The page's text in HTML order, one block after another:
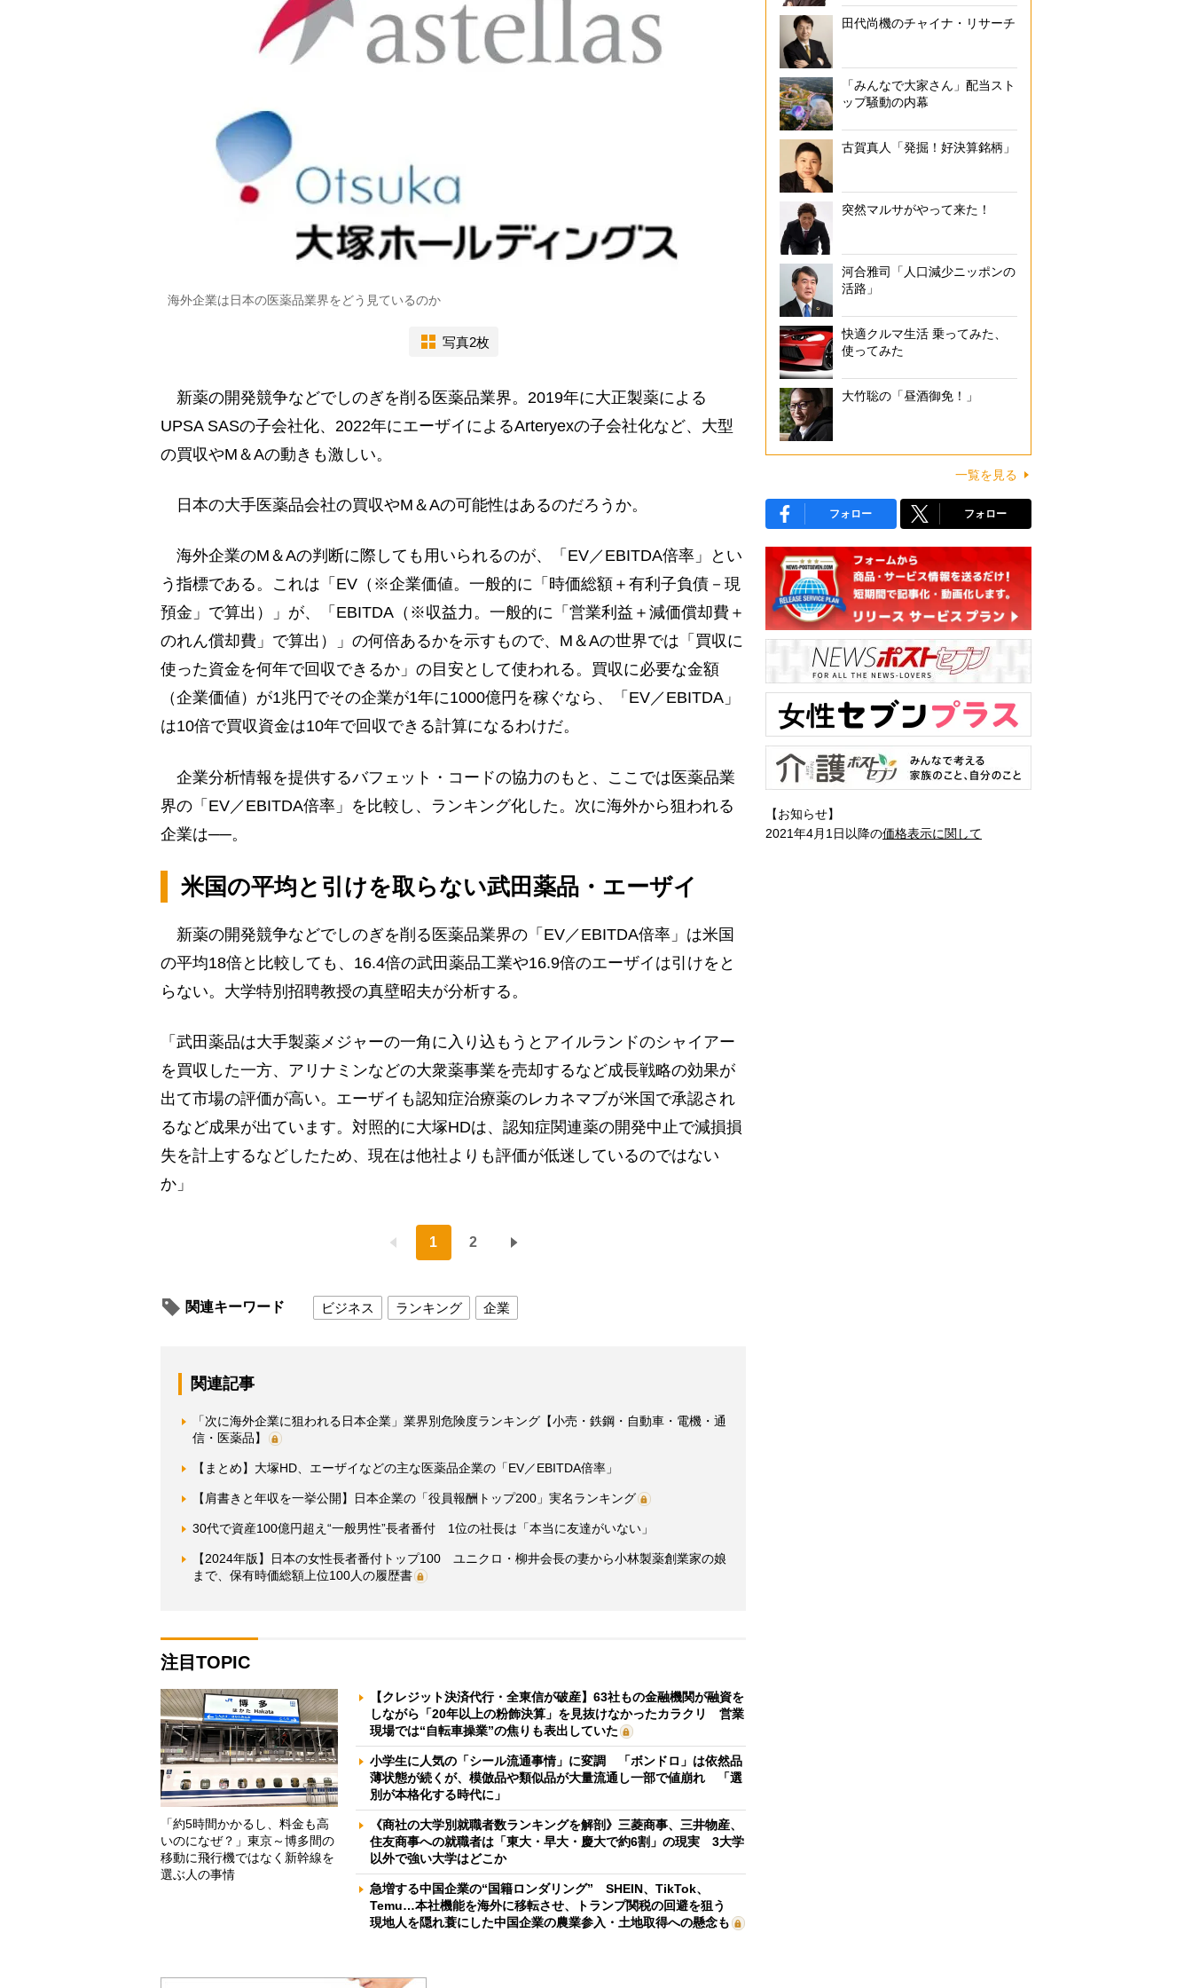
海外企業は日本の医薬品業界をどう見ているのか
写真2枚
新薬の開発競争などでしのぎを削る医薬品業界。2019年に大正製薬による
UPSA SASの子会社化、2022年にエーザイによるArteryexの子会社化など、大型
の買収やM＆Aの動きも激しい。
日本の大手医薬品会社の買収やM＆Aの可能性はあるのだろうか。
海外企業のM＆Aの判断に際しても用いられるのが、「EV／EBITDA倍率」とい
う指標である。これは「EV（※企業価値。一般的に「時価総額＋有利子負債－現
預金」で算出）」が、「EBITDA（※収益力。一般的に「営業利益＋減価償却費＋
のれん償却費」で算出）」の何倍あるかを示すもので、M＆Aの世界では「買収に
使った資金を何年で回収できるか」の目安として使われる。買収に必要な金額
（企業価値）が1兆円でその企業が1年に1000億円を稼ぐなら、「EV／EBITDA」
は10倍で買収資金は10年で回収できる計算になるわけだ。
企業分析情報を提供するバフェット・コードの協力のもと、ここでは医薬品業
界の「EV／EBITDA倍率」を比較し、ランキング化した。次に海外から狙われる
企業は──。
米国の平均と引けを取らない武田薬品・エーザイ
新薬の開発競争などでしのぎを削る医薬品業界の「EV／EBITDA倍率」は米国
の平均18倍と比較しても、16.4倍の武田薬品工業や16.9倍のエーザイは引けをと
らない。大学特別招聘教授の真壁昭夫が分析する。
「武田薬品は大手製薬メジャーの一角に入り込もうとアイルランドのシャイアー
を買収した一方、アリナミンなどの大衆薬事業を売却するなど成長戦略の効果が
出て市場の評価が高い。エーザイも認知症治療薬のレカネマブが米国で承認され
るなど成果が出ています。対照的に大塚HDは、認知症関連薬の開発中止で減損損
失を計上するなどしたため、現在は他社よりも評価が低迷しているのではない
か」
1 2
関連キーワード ビジネス ランキング 企業
関連記事
「次に海外企業に狙われる日本企業」業界別危険度ランキング【小売・鉄鋼・自動車・電機・通
信・医薬品】
【まとめ】大塚HD、エーザイなどの主な医薬品企業の「EV／EBITDA倍率」
【肩書きと年収を一挙公開】日本企業の「役員報酬トップ200」実名ランキング
30代で資産100億円超え“一般男性”長者番付 1位の社長は「本当に友達がいない」
【2024年版】日本の女性長者番付トップ100 ユニクロ・柳井会長の妻から小林製薬創業家の娘
まで、保有時価総額上位100人の履歴書
注目TOPIC
「約5時間かかるし、料金も高
いのになぜ？」東京～博多間の
移動に飛行機ではなく新幹線を
選ぶ人の事情
【クレジット決済代行・全東信が破産】63社もの金融機関が融資を
しながら「20年以上の粉飾決算」を見抜けなかったカラクリ 営業
現場では“自転車操業”の焦りも表出していた
小学生に人気の「シール流通事情」に変調 「ボンドロ」は依然品
薄状態が続くが、模倣品や類似品が大量流通し一部で値崩れ 「選
別が本格化する時代に」
《商社の大学別就職者数ランキングを解剖》三菱商事、三井物産、
住友商事への就職者は「東大・早大・慶大で約6割」の現実 3大学
以外で強い大学はどこか
急増する中国企業の“国籍ロンダリング” SHEIN、TikTok、
Temu…本社機能を海外に移転させ、トランプ関税の回避を狙う
現地人を隠れ蓑にした中国企業の農業参入・土地取得への懸念も
田代尚機のチャイナ・リサーチ
「みんなで大家さん」配当スト
ップ騒動の内幕
古賀真人「発掘！好決算銘柄」
突然マルサがやって来た！
河合雅司「人口減少ニッポンの
活路」
快適クルマ生活 乗ってみた、
使ってみた
大竹聡の「昼酒御免！」
一覧を見る
フォロー フォロー
【お知らせ】
2021年4月1日以降の価格表示に関して